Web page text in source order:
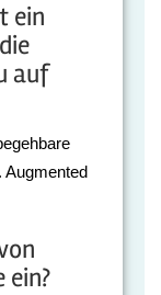
ein
auf
Augmented
ein?